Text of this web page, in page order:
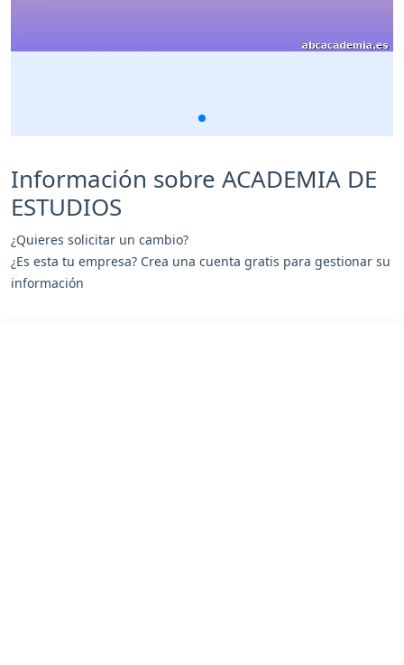
Información sobre ACADEMIA DE
ESTUDIOS
¿Quieres solicitar un cambio?
¿Es esta tu empresa? Crea una cuenta gratis para gestionar su
información